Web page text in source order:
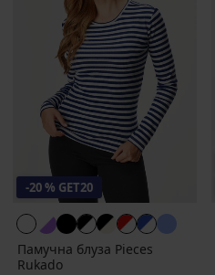
-20 % GET20
Памучна блуза Pieces
Rukado